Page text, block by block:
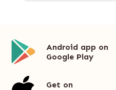
Android app on
Google Play
Get on